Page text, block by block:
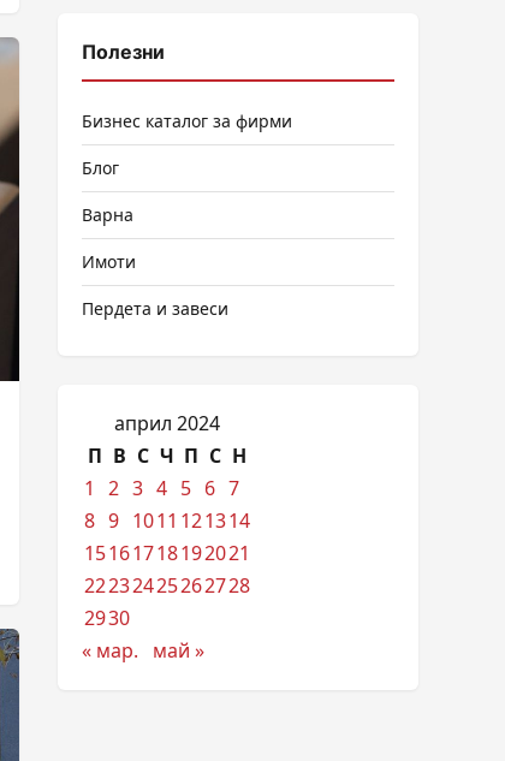
Полезни
Бизнес каталог за фирми
Блог
Варна
Имоти
Пердета и завеси
април 2024
П В С Ч П С Н
1
2 3 4 5 6 7
8 9 1011 121314
15161718192021
22232425262728
2930
« мар.
май »